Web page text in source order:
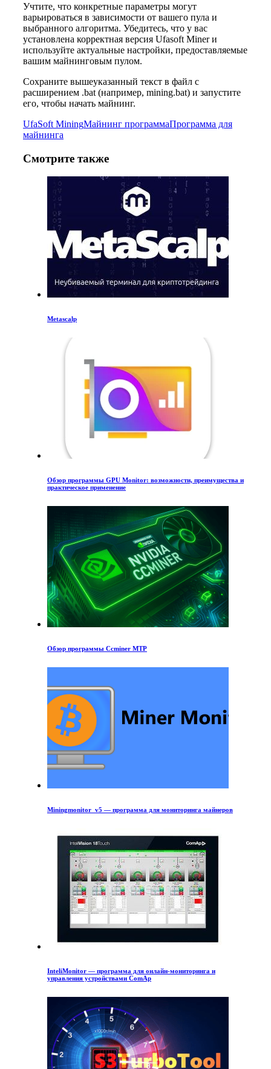
Учтите, что конкретные параметры могут
варьироваться в зависимости от вашего пула и
выбранного алгоритма. Убедитесь, что у вас
установлена корректная версия Ufasoft Miner и
используйте актуальные настройки, предоставляемые
вашим майнинговым пулом.
Сохраните вышеуказанный текст в файл с
расширением .bat (например, mining.bat) и запустите
его, чтобы начать майнинг.
UfaSoft MiningМайнинг программаПрограмма для
майнинга
Смотрите также
Metascalp
Обзор программы GPU Monitor: возможности, преимущества и
практическое применение
Обзор программы Ccminer MTP
Miningmonitor_v5 — программа для мониторинга майнеров
InteliMonitor — программа для онлайн-мониторинга и
управления устройствами ComAp